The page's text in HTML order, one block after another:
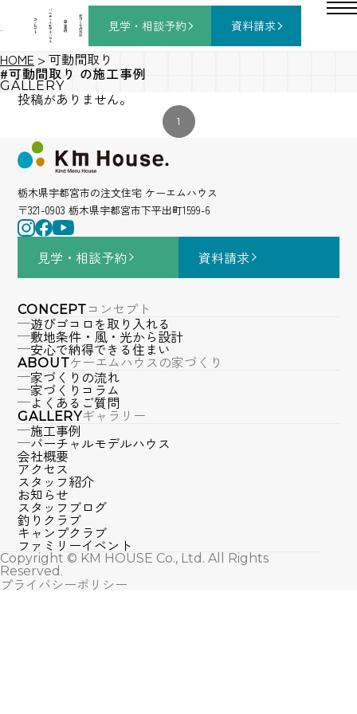
コ
ン
セ
プ
ト
バ
ー
チ
ャ
ル
モ
デ
ル
ハ
ウ
ス
施
工
事
例
家
づ
く
り
の
流
れ
見学・相談予約 資料請求
HOME > 可動間取り
#可動間取り の施工事例
GALLERY
投稿がありません。
1
栃木県宇都宮市の注文住宅 ケーエムハウス
〒321-0903 栃木県宇都宮市下平出町1599-6
見学・相談予約 資料請求
CONCEPTコンセプト
遊びゴコロを取り入れる
敷地条件・風・光から設計
安心で納得できる住まい
ABOUTケーエムハウスの家づくり
家づくりの流れ
家づくりコラム
よくあるご質問
GALLERYギャラリー
施工事例
バーチャルモデルハウス
会社概要
アクセス
スタッフ紹介
お知らせ
スタッフブログ
釣りクラブ
キャンプクラブ
ファミリーイベント
Copyright © KM HOUSE Co., Ltd. All Rights
Reserved.
プライバシーポリシー